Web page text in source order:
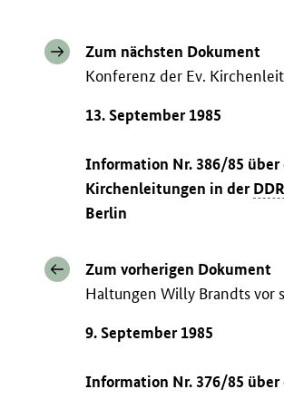
Zum nächsten Dokument
Konferenz der Ev.
13. September 1985
Information Nr. 386/85 über
Kirchenleitungen in derDDR
Berlin
Zum vorherigen Dokument
Haltungen Willy Brandts vor
9. September 1985
Information Nr. 376/85